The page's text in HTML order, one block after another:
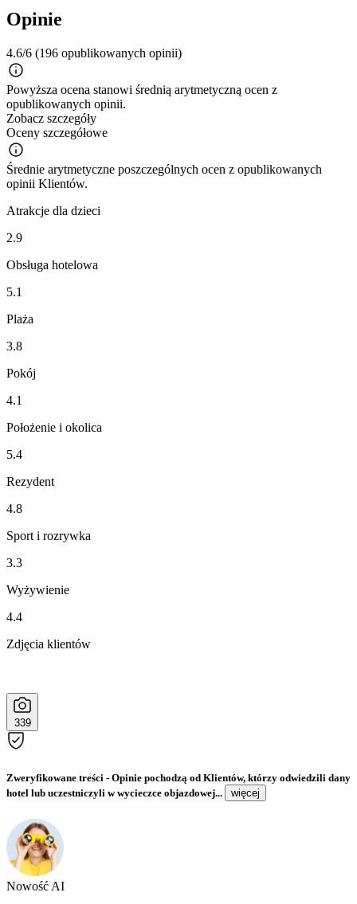
Opinie
4.6/6 (196 opublikowanych opinii)
Powyższa ocena stanowi średnią arytmetyczną ocen z
opublikowanych opinii.
Zobacz szczegóły
Oceny szczegółowe
Średnie arytmetyczne poszczególnych ocen z opublikowanych
opinii Klientów.
Atrakcje dla dzieci
2.9
Obsługa hotelowa
5.1
Plaża
3.8
Pokój
4.1
Położenie i okolica
5.4
Rezydent
4.8
Sport i rozrywka
3.3
Wyżywienie
4.4
Zdjęcia klientów
339
Zweryfikowane treści - Opinie pochodzą od Klientów, którzy odwiedzili dany
hotel lub uczestniczyli w wycieczce objazdowej...
więcej
Nowość AI